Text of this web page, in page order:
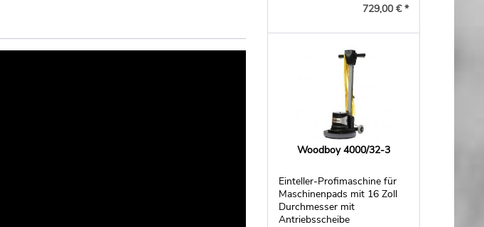
729,00 € *
Woodboy 4000/32-3
Einteller-Profimaschine für
Maschinenpads mit 16 Zoll
Durchmesser mit
Antriebsscheibe